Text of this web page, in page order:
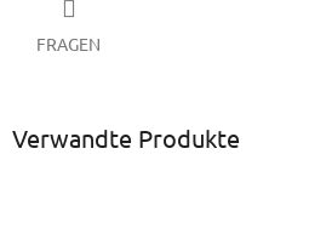
FRAGEN
Verwandte Produkte